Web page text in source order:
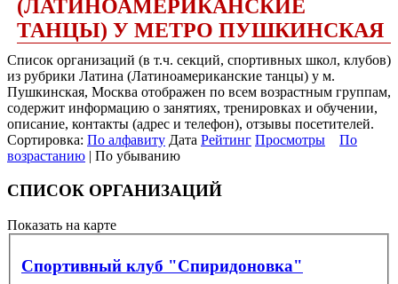
(ЛАТИНОАМЕРИКАНСКИЕ
ТАНЦЫ) У МЕТРО ПУШКИНСКАЯ
Список организаций (в т.ч. секций, спортивных школ, клубов)
из рубрики Латина (Латиноамериканские танцы) у м.
Пушкинская, Москва отображен по всем возрастным группам,
содержит информацию о занятиях, тренировках и обучении,
описание, контакты (адрес и телефон), отзывы посетителей.
Сортировка: По алфавиту Дата Рейтинг Просмотры
По
возрастанию | По убыванию
СПИСОК ОРГАНИЗАЦИЙ
Показать на карте
Спортивный клуб "Спиридоновка"